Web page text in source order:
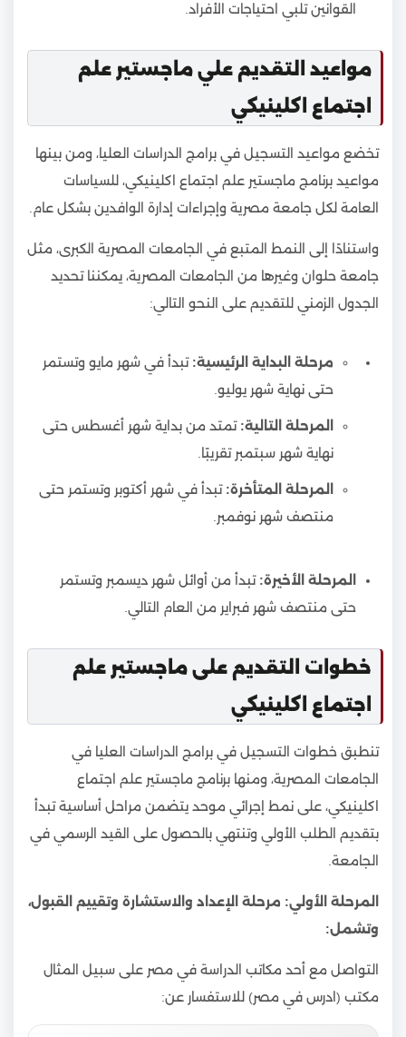
القوانين تلبي احتياجات الأفراد.
مواعيد التقديم علي ماجستير علم
اجتماع اكلينيكي
تخضع مواعيد التسجيل في برامج الدراسات العليا، ومن بينها
مواعيد برنامج ماجستير علم اجتماع اكلينيكي، للسياسات
العامة لكل جامعة مصرية وإجراءات إدارة الوافدين بشكل عام.
واستنادًا إلى النمط المتبع في الجامعات المصرية الكبرى، مثل
جامعة حلوان وغيرها من الجامعات المصرية، يمكننا تحديد
الجدول الزمني للتقديم على النحو التالي:
مرحلة البداية الرئيسية: تبدأ في شهر مايو وتستمر
حتى نهاية شهر يوليو.
المرحلة التالية: تمتد من بداية شهر أغسطس حتى
نهاية شهر سبتمبر تقريبًا.
المرحلة المتأخرة: تبدأ في شهر أكتوبر وتستمر حتى
منتصف شهر نوفمبر.
المرحلة الأخيرة: تبدأ من أوائل شهر ديسمبر وتستمر
حتى منتصف شهر فبراير من العام التالي.
خطوات التقديم على ماجستير علم
اجتماع اكلينيكي
تنطبق خطوات التسجيل في برامج الدراسات العليا في
الجامعات المصرية، ومنها برنامج ماجستير علم اجتماع
اكلينيكي، على نمط إجرائي موحد يتضمن مراحل أساسية تبدأ
بتقديم الطلب الأولي وتنتهي بالحصول على القيد الرسمي في
الجامعة.
المرحلة الأولي: مرحلة الإعداد والاستشارة وتقييم القبول،
وتشمل:
التواصل مع أحد مكاتب الدراسة في مصر على سبيل المثال
مكتب (ادرس في مصر) للاستفسار عن: